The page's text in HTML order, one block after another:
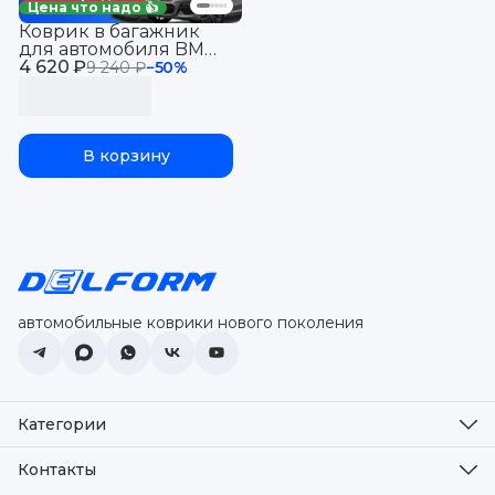
Цена что надо 👍
4 620 ₽9 240 ₽−50%
Коврик в багажник
для автомобиля BMW
X6 G06, БМВ Х6 G06 ,
В корзину
автомобильные коврики нового поколения
Категории
Оплата
Доставка
Контакты